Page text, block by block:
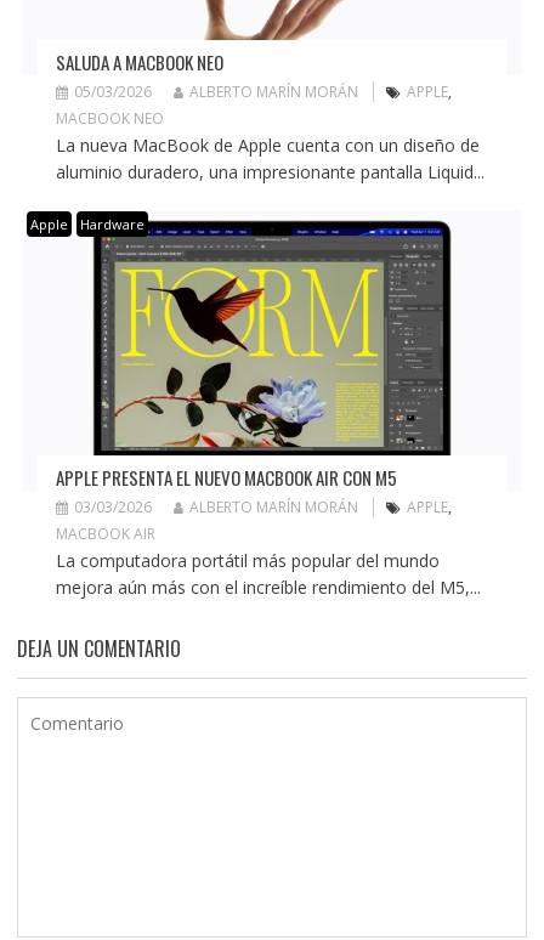
SALUDA A MACBOOK NEO
05/03/2026 ALBERTO MARÍN MORÁN APPLE,
MACBOOK NEO
La nueva MacBook de Apple cuenta con un diseño de
aluminio duradero, una impresionante pantalla Liquid...
Apple Hardware
APPLE PRESENTA EL NUEVO MACBOOK AIR CON M5
03/03/2026 ALBERTO MARÍN MORÁN APPLE,
MACBOOK AIR
La computadora portátil más popular del mundo
mejora aún más con el increíble rendimiento del M5,...
DEJA UN COMENTARIO